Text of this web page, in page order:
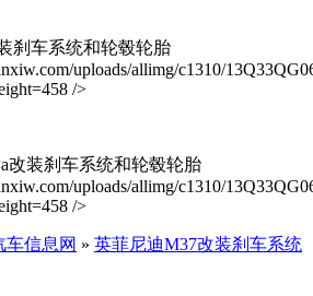
刹车系统和轮毂轮胎
uploads/allimg/c1310/
/>
改装刹车系统和轮毂轮胎
uploads/allimg/c1310/
/>
车信息网 » 英菲尼迪M37改装刹车系统